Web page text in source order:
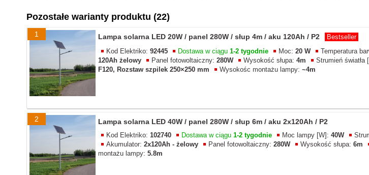
Pozostałe warianty produktu (22)
1 Lampa solarna LED 20W / panel 280W / słup 4m / aku 120Ah / P2
Bestseller
Kod Elektriko: 92445 Dostawa w ciągu 1-2 tygodnie Moc: 20 W Temperatura
120Ah żelowy
Panel fotowoltaiczny: 280W Wysokość słupa: 4m Strumień światła
F120, Rozstaw szpilek 250×250 mm
Wysokośc montażu lampy: ~4m
2 Lampa solarna LED 40W / panel 280W / słup 6m / aku 2x120Ah / P2
Kod Elektriko: 102740 Dostawa w ciągu 1-2 tygodnie Moc lampy [W]: 40W
Akumulator: 2x120Ah - żelowy Panel fotowoltaiczny: 280W Wysokość słupa: 6m
montażu lampy: 5.8m